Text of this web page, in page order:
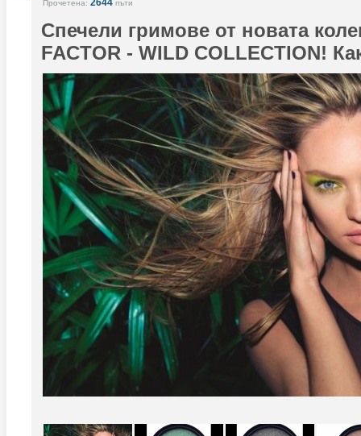
Прочетена: 2644 пъти
Спечели гримове от новата
FACTOR - WILD COLLECTION!